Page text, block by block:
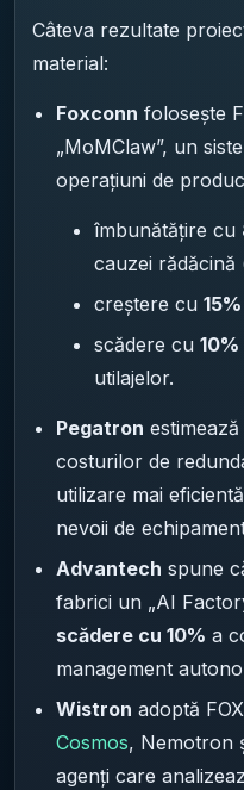
Câteva rezultate
material:
Foxconn folosește
„MoMClaw”, un
operațiuni de
îmbunătățire cu
cauzei rădăcină
creștere cu 15%
scădere cu 10%
utilajelor.
Pegatron estimează
costurilor de
utilizare mai
nevoii de
Advantech spune
fabrici un „AI
scădere cu 10% a
management
Wistron adoptă
Cosmos, Nemotron
agenți care